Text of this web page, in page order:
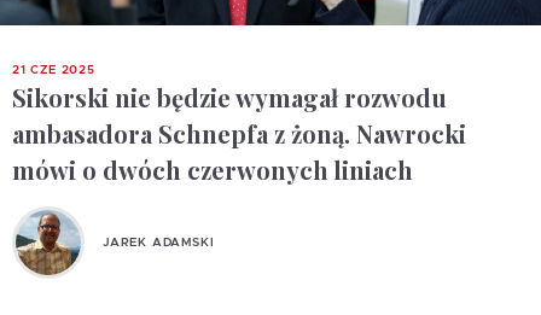
21 CZE 2025
Sikorski nie będzie wymagał rozwodu
ambasadora Schnepfa z żoną. Nawrocki
mówi o dwóch czerwonych liniach
JAREK ADAMSKI